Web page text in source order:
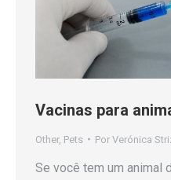
Vacinas para
Other, Pets Por Verónica
Se você tem um animal